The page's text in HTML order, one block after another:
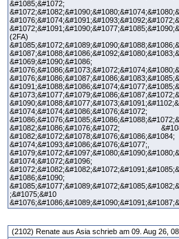
&#1085;&#1072;
(2FA)
&#1069;&#1090;&#1086;
&#1074;&#1074;&#1086;&#1076;&#1072;
&#1082;&#1086;&#1076;&#1072;
&#1082;&#1072;&#1078;&#1076;&#1086;&#1084;
&#1074;&#1072;&#1096;
&#1086;&#1090;
;&#1075;&#10
(2102) Renate aus Asia schrieb am 09. Aug 26,